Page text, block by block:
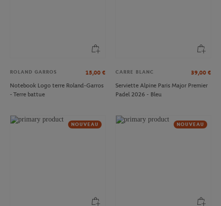
ROLAND GARROS 15,00 €
Notebook Logo terre Roland-Garros
- Terre battue
CARRE BLANC 39,00 €
Serviette Alpine Paris Major Premier
Padel 2026 - Bleu
NOUVEAU NOUVEAU